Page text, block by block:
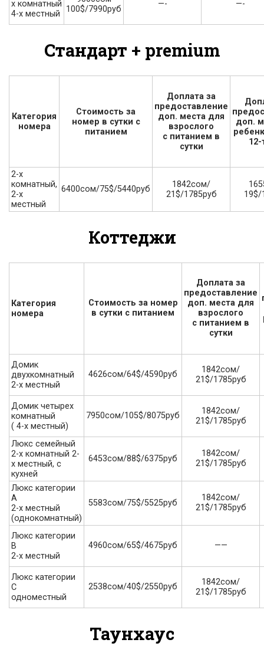
х комнатный
4-х местный
100$/7990руб
—- —-
Стандарт + premium
Категория
номера
Стоимость за
номер в сутки с
питанием
Доплата за
предоставление
доп. места для
взрослого
с питанием в
сутки
доп.
12-
2-х
комнатный,
2-х
местный
6400сом/75$/5440руб
1842сом/
21$/1785руб
19$/
Коттеджи
Категория
номера
Стоимость за номер
в сутки с питанием
Доплата за
предоставление
доп. места для
взрослого
с питанием в
сутки
Домик
двухкомнатный
2-х местный
4626сом/64$/4590руб
1842сом/
21$/1785руб
Домик четырех
комнатный
( 4-х местный)
7950сом/105$/8075руб
1842сом/
21$/1785руб
Люкс семейный
2-х комнатный 2-
х местный, с
кухней
6453сом/88$/6375руб
1842сом/
21$/1785руб
Люкс категории
А
2-х местный
(однокомнатный)
5583сом/75$/5525руб
1842сом/
21$/1785руб
Люкс категории
В
2-х местный
4960сом/65$/4675руб ——
Люкс категории
С
одноместный
2538сом/40$/2550руб
1842сом/
21$/1785руб
Таунхаус